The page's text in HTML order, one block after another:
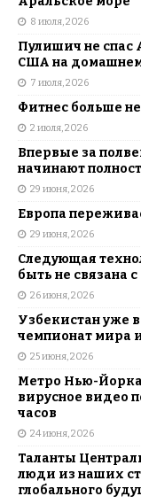
8 июля, 2026
Пулишич не спас
США на
7 июля, 2026
Фитнес больше
2 июля, 2026
Впервые за
начинают
29 июня, 2026
Европа
29 июня, 2026
Следующая
быть не связана
26 июня, 2026
Узбекистан уже
чемпионат мира
25 июня, 2026
Метро Нью-Йорка
вирусное видео
часов
24 июня, 2026
Таланты
люди из наших
глобального